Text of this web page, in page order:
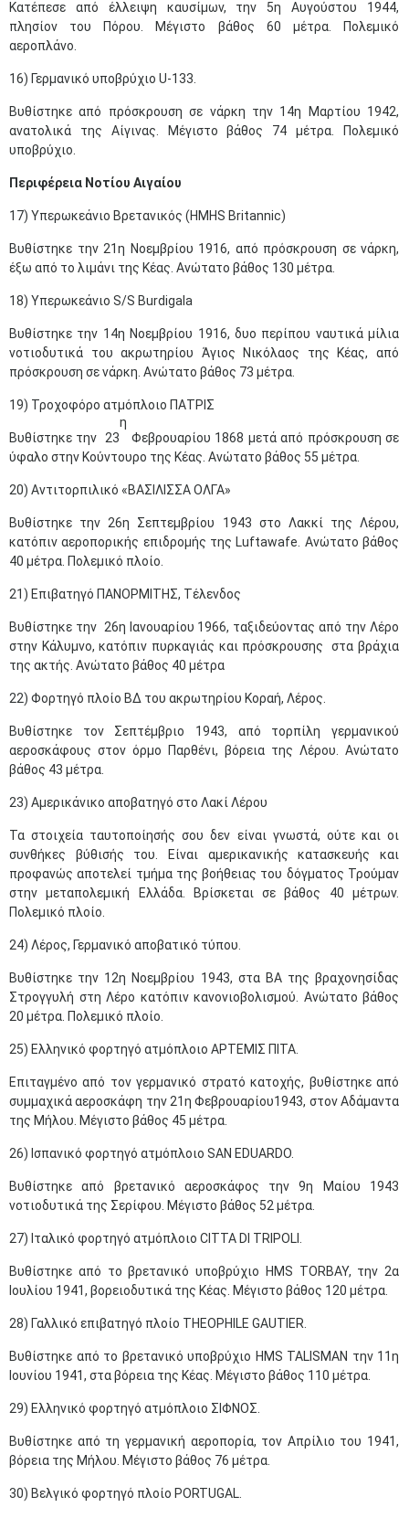
Κατέπεσε από έλλειψη καυσίμων, την 5η Αυγούστου 1944,
πλησίον του Πόρου. Μέγιστο βάθος 60 μέτρα. Πολεμικό
αεροπλάνο.
16) Γερμανικό υποβρύχιο U-133.
Βυθίστηκε από πρόσκρουση σε νάρκη την 14η Μαρτίου 1942,
ανατολικά της Αίγινας. Μέγιστο βάθος 74 μέτρα. Πολεμικό
υποβρύχιο.
Περιφέρεια Νοτίου Αιγαίου
17) Υπερωκεάνιο Βρετανικός (HMΗS Britannic)
Βυθίστηκε την 21η Νοεμβρίου 1916, από πρόσκρουση σε νάρκη,
έξω από το λιμάνι της Κέας. Ανώτατο βάθος 130 μέτρα.
18) Υπερωκεάνιο S/S Burdigala
Βυθίστηκε την 14η Νοεμβρίου 1916, δυο περίπου ναυτικά μίλια
νοτιοδυτικά του ακρωτηρίου Άγιος Νικόλαος της Κέας, από
πρόσκρουση σε νάρκη. Ανώτατο βάθος 73 μέτρα.
19) Τροχοφόρο ατμόπλοιο ΠΑΤΡΙΣ
Βυθίστηκε την 23
η
Φεβρουαρίου 1868 μετά από πρόσκρουση σε
ύφαλο στην Κούντουρο της Κέας. Ανώτατο βάθος 55 μέτρα.
20) Αντιτορπιλικό «ΒΑΣΙΛΙΣΣΑ ΟΛΓΑ»
Βυθίστηκε την 26η Σεπτεμβρίου 1943 στο Λακκί της Λέρου,
κατόπιν αεροπορικής επιδρομής της Luftawafe. Ανώτατο βάθος
40 μέτρα. Πολεμικό πλοίο.
21) Επιβατηγό ΠΑΝΟΡΜΙΤΗΣ, Τέλενδος
Βυθίστηκε την 26η Ιανουαρίου 1966, ταξιδεύοντας από την Λέρο
στην Κάλυμνο, κατόπιν πυρκαγιάς και πρόσκρουσης στα βράχια
της ακτής. Ανώτατο βάθος 40 μέτρα
22) Φορτηγό πλοίο ΒΔ του ακρωτηρίου Κοραή, Λέρος.
Βυθίστηκε τον Σεπτέμβριο 1943, από τορπίλη γερμανικού
αεροσκάφους στον όρμο Παρθένι, βόρεια της Λέρου. Ανώτατο
βάθος 43 μέτρα.
23) Αμερικάνικο αποβατηγό στο Λακί Λέρου
Τα στοιχεία ταυτοποίησής σου δεν είναι γνωστά, ούτε και οι
συνθήκες βύθισής του. Είναι αμερικανικής κατασκευής και
προφανώς αποτελεί τμήμα της βοήθειας του δόγματος Τρούμαν
στην μεταπολεμική Ελλάδα. Βρίσκεται σε βάθος 40 μέτρων.
Πολεμικό πλοίο.
24) Λέρος, Γερμανικό αποβατικό τύπου.
Βυθίστηκε την 12η Νοεμβρίου 1943, στα ΒΑ της βραχονησίδας
Στρογγυλή στη Λέρο κατόπιν κανονιοβολισμού. Ανώτατο βάθος
20 μέτρα. Πολεμικό πλοίο.
25) Ελληνικό φορτηγό ατμόπλοιο ΑΡΤΕΜΙΣ ΠΙΤΑ.
Επιταγμένο από τον γερμανικό στρατό κατοχής, βυθίστηκε από
συμμαχικά αεροσκάφη την 21η Φεβρουαρίου1943, στον Αδάμαντα
της Μήλου. Μέγιστο βάθος 45 μέτρα.
26) Ισπανικό φορτηγό ατμόπλοιο SAN EDUARDO.
Βυθίστηκε από βρετανικό αεροσκάφος την 9η Μαίου 1943
νοτιοδυτικά της Σερίφου. Μέγιστο βάθος 52 μέτρα.
27) Ιταλικό φορτηγό ατμόπλοιο CITTA DI TRIPOLI.
Βυθίστηκε από το βρετανικό υποβρύχιο HMS TORBAY, την 2α
Ιουλίου 1941, βορειοδυτικά της Κέας. Μέγιστο βάθος 120 μέτρα.
28) Γαλλικό επιβατηγό πλοίο THEOPHILE GAUTIER.
Βυθίστηκε από το βρετανικό υποβρύχιο HMS TALISMAN την 11η
Ιουνίου 1941, στα βόρεια της Κέας. Μέγιστο βάθος 110 μέτρα.
29) Ελληνικό φορτηγό ατμόπλοιο ΣΙΦΝΟΣ.
Βυθίστηκε από τη γερμανική αεροπορία, τον Απρίλιο του 1941,
βόρεια της Μήλου. Μέγιστο βάθος 76 μέτρα.
30) Βελγικό φορτηγό πλοίο PORTUGAL.